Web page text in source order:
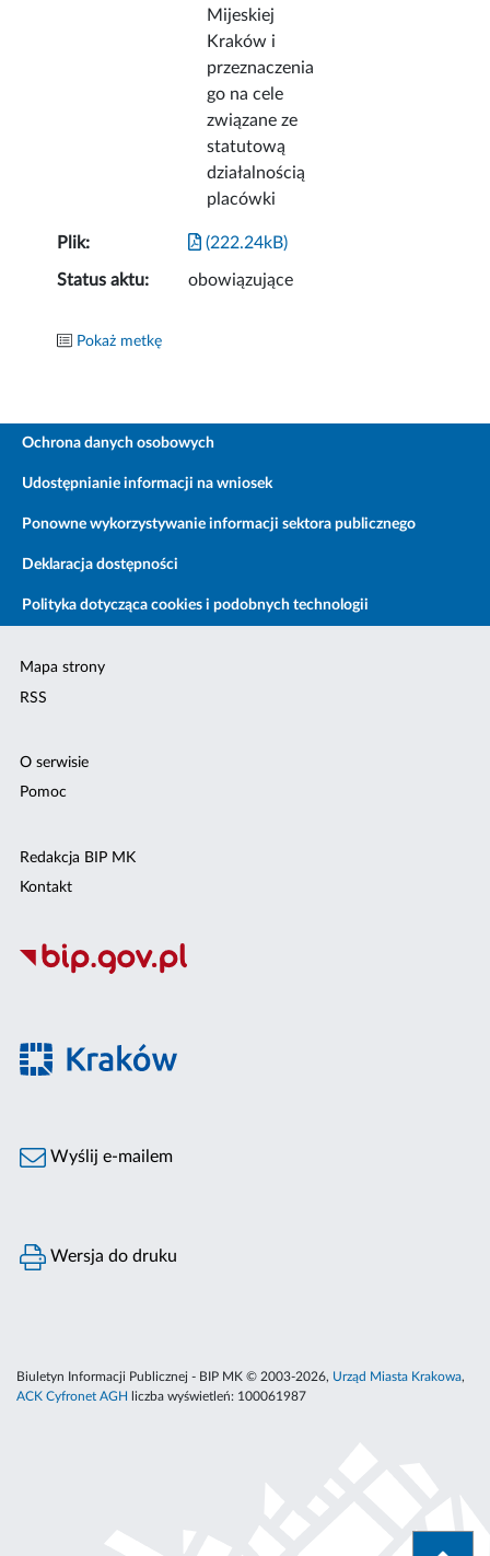
Mijeskiej
Kraków i
przeznaczenia
go na cele
związane ze
statutową
działalnością
placówki
Plik: (222.24kB)
Status aktu: obowiązujące
Pokaż metkę
Ochrona danych osobowych
Udostępnianie informacji na wniosek
Ponowne wykorzystywanie informacji sektora publicznego
Deklaracja dostępności
Polityka dotycząca cookies i podobnych technologii
Mapa strony
RSS
O serwisie
Pomoc
Redakcja BIP MK
Kontakt
Wyślij e-mailem
Wersja do druku
Biuletyn Informacji Publicznej - BIP MK © 2003-2026, Urząd Miasta Krakowa,
ACK Cyfronet AGH
liczba wyświetleń: 100061987